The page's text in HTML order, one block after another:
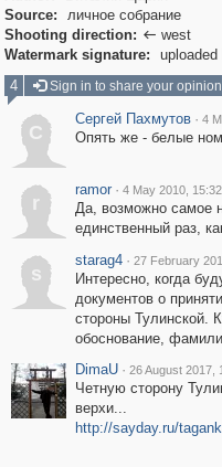
Source:
личное собрание
Shooting direction:  west
Watermark signature:
4
Sign in to share your opinion
С
Сергей Пахмутов · 4
Опять же - белые
r
ramor · 4 May 2010, 15:32
Да, возможно самое
единственный раз,
s
starag4 · 27 February
Интересно, когда
документов о
стороны Тулинской.
обоснование,
DimaU · 26 August 2017,
Четную сторону
верхи...
http://sayday.ru/